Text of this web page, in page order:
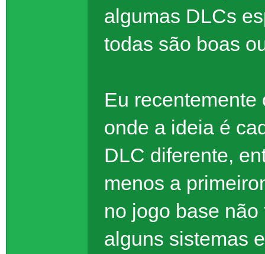
algumas DLCs
todas são boas
Eu
onde a ideia é
DLC diferente,
menos a
no jogo base
alguns sistemas